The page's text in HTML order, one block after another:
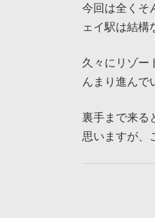
今回は全くそ
ェイ駅は結構
久々にリゾー
んまり進んで
裏手まで来る
思いますが、